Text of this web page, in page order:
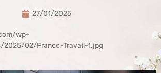
27/01/2025
wp-
2025/02/France-Travail-1.jpg